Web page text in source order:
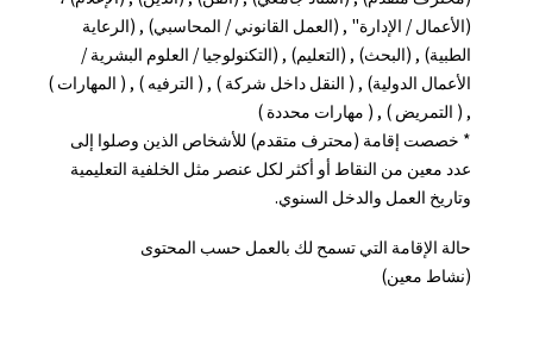
(الأعمال / الإدارة" , (العمل القانوني / المحاسبي) , (الرعاية
الطبية) , (البحث) , (التعليم) , (التكنولوجيا / العلوم البشرية /
الأعمال الدولية) , ( النقل داخل شركة ) , ( الترفيه ) , ( المهارات )
, ( التمريض ) , ( مهارات محددة )
* خصصت إقامة (محترف متقدم) للأشخاص الذين وصلوا إلى
عدد معين من النقاط أو أكثر لكل عنصر مثل الخلفية التعليمية
وتاريخ العمل والدخل السنوي.
حالة الإقامة التي تسمح لك بالعمل حسب المحتوى
(نشاط معين)